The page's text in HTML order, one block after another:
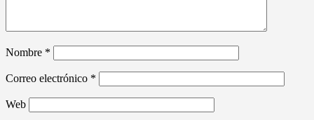
Nombre *
Correo electrónico *
Web